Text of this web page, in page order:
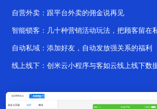
自营外卖：跟平台外卖的佣金说再见
智能锁客：几十种营销活动玩法，把顾客留在
自动私域：添加好友，自动发放强关系的福利
线上线下：创米云小程序与客如云线上线下数